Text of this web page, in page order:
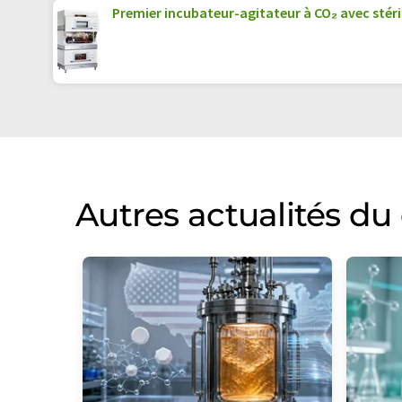
Premier incubateur-agitateur à CO₂ avec
Autres actualités